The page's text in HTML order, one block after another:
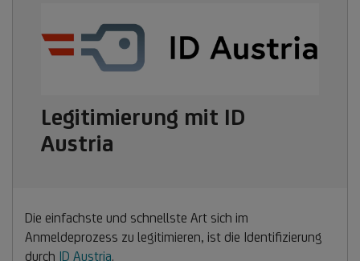
Legitimierung mit ID
Austria
Die einfachste und schnellste Art sich im
Anmeldeprozess zu legitimieren, ist die Identifizierung
durch ID Austria.